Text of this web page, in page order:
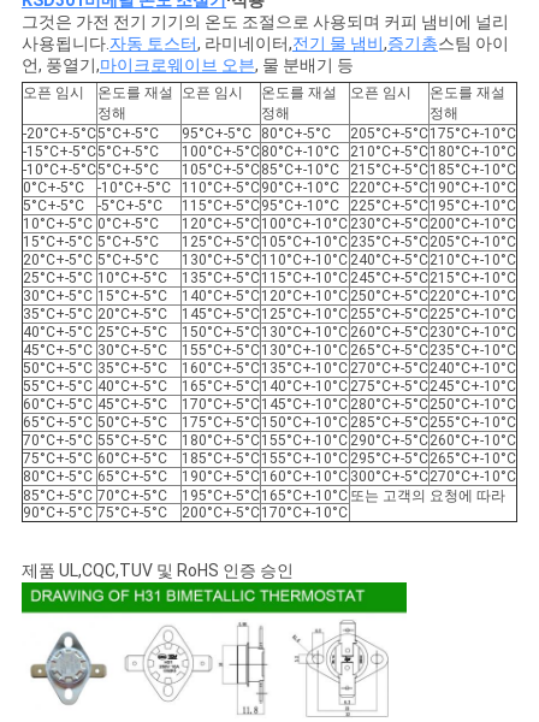
그것은 가전 전기 기기의 온도 조절으로 사용되며 커피 냄비에 널리
사용됩니다.자동 토스터, 라미네이터,전기 물 냄비,증기총스팀 아이
언, 풍열기,마이크로웨이브 오븐, 물 분배기 등
오픈 임시
온도를 재설
정해
오픈 임시
온도를 재설
정해
오픈 임시
온도를 재설
정해
-20°C+-5°C5°C+-5°C 95°C+-5°C 80°C+-5°C 205°C+-5°C175°C+-10°C
-15°C+-5°C5°C+-5°C 100°C+-5°C80°C+-10°C 210°C+-5°C180°C+-10°C
-10°C+-5°C5°C+-5°C 105°C+-5°C85°C+-10°C 215°C+-5°C185°C+-10°C
0°C+-5°C
-10°C+-5°C 110°C+-5°C90°C+-10°C 220°C+-5°C190°C+-10°C
5°C+-5°C
-5°C+-5°C 115°C+-5°C95°C+-10°C 225°C+-5°C195°C+-10°C
10°C+-5°C 0°C+-5°C 120°C+-5°C100°C+-10°C 230°C+-5°C200°C+-10°C
15°C+-5°C 5°C+-5°C 125°C+-5°C105°C+-10°C 235°C+-5°C205°C+-10°C
20°C+-5°C 5°C+-5°C 130°C+-5°C110°C+-10°C 240°C+-5°C210°C+-10°C
25°C+-5°C 10°C+-5°C 135°C+-5°C115°C+-10°C 245°C+-5°C215°C+-10°C
30°C+-5°C 15°C+-5°C 140°C+-5°C120°C+-10°C 250°C+-5°C220°C+-10°C
35°C+-5°C 20°C+-5°C 145°C+-5°C125°C+-10°C 255°C+-5°C225°C+-10°C
40°C+-5°C 25°C+-5°C 150°C+-5°C130°C+-10°C 260°C+-5°C230°C+-10°C
45°C+-5°C 30°C+-5°C 155°C+-5°C130°C+-10°C 265°C+-5°C235°C+-10°C
50°C+-5°C 35°C+-5°C 160°C+-5°C135°C+-10°C 270°C+-5°C240°C+-10°C
55°C+-5°C 40°C+-5°C 165°C+-5°C140°C+-10°C 275°C+-5°C245°C+-10°C
60°C+-5°C 45°C+-5°C 170°C+-5°C145°C+-10°C 280°C+-5°C250°C+-10°C
65°C+-5°C 50°C+-5°C 175°C+-5°C150°C+-10°C 285°C+-5°C255°C+-10°C
70°C+-5°C 55°C+-5°C 180°C+-5°C155°C+-10°C 290°C+-5°C260°C+-10°C
75°C+-5°C 60°C+-5°C 185°C+-5°C155°C+-10°C 295°C+-5°C265°C+-10°C
80°C+-5°C 65°C+-5°C 190°C+-5°C160°C+-10°C 300°C+-5°C270°C+-10°C
85°C+-5°C 70°C+-5°C 195°C+-5°C165°C+-10°C 또는 고객의 요청에 따라
90°C+-5°C 75°C+-5°C 200°C+-5°C170°C+-10°C
제품 UL,CQC,TUV 및 RoHS 인증 승인